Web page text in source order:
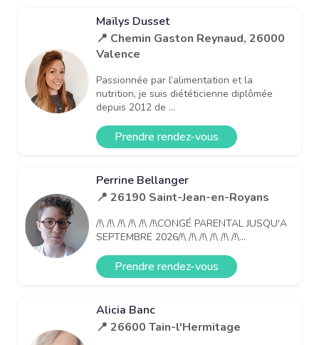
Maïlys Dusset
📍 Chemin Gaston Reynaud, 26000
Valence
Passionnée par l’alimentation et la
nutrition, je suis diététicienne diplômée
depuis 2012 de ...
Prendre rendez-vous
Perrine Bellanger
📍 26190 Saint-Jean-en-Royans
/!\ /!\ /!\ /!\ /!\ /!\CONGÉ PARENTAL JUSQU'A
SEPTEMBRE 2026/!\ /!\ /!\ /!\ /!\ /!\...
Prendre rendez-vous
Alicia Banc
📍 26600 Tain-l'Hermitage